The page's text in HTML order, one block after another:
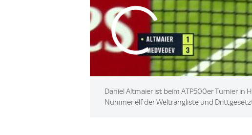
Daniel Altmaier ist beim ATP500er Turnier
Nummer elf der Weltrangliste und